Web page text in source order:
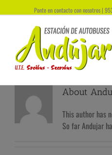
Ponte en contacto con nosotros |
About
This author has
So far Andujar